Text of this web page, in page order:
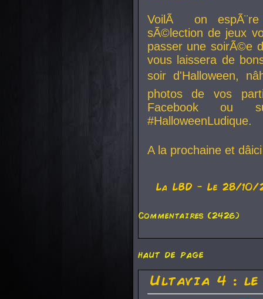
VoilÃ on
sÃ©lection de jeux
passer une soirÃ©e
vous laissera de
soir d'Halloween,
photos de vos
Facebook ou
#HalloweenLudique.
A la prochaine et
La LBD - Le 28/10/
Commentaires (2426)
haut de page
Ultavia 4 :